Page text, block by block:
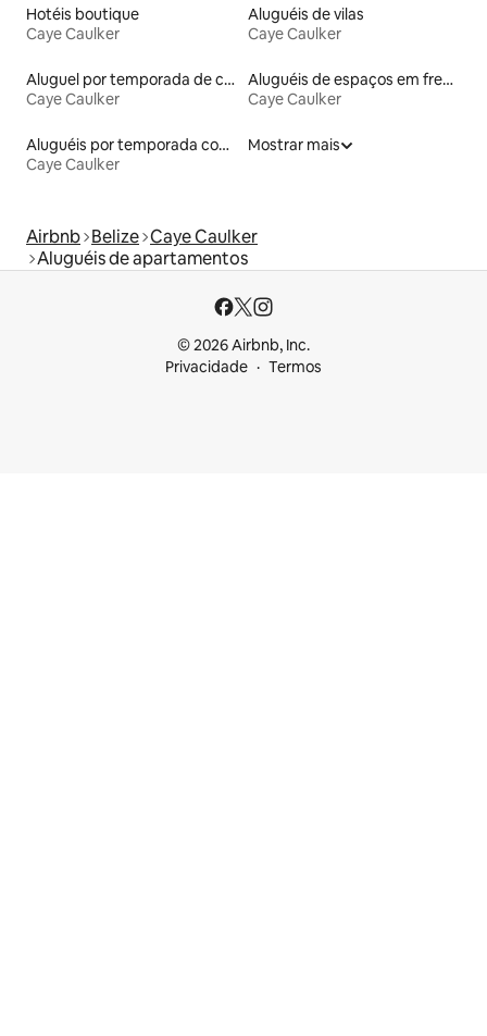
Hotéis boutique
Caye Caulker
Aluguéis de vilas
Caye Caulker
Aluguel por temporada de casas de hóspedes
Caye Caulker
Aluguéis de espaços em frente à praia
Caye Caulker
Aluguéis por temporada com caiaque
Caye Caulker
Mostrar mais
Airbnb Belize Caye Caulker
Aluguéis de apartamentos
© 2026 Airbnb, Inc.
Privacidade
Termos